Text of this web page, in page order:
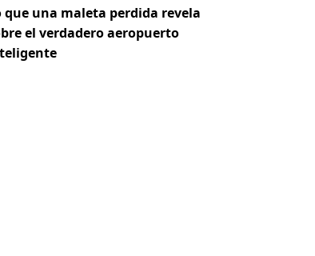
que una maleta perdida revela
el verdadero aeropuerto